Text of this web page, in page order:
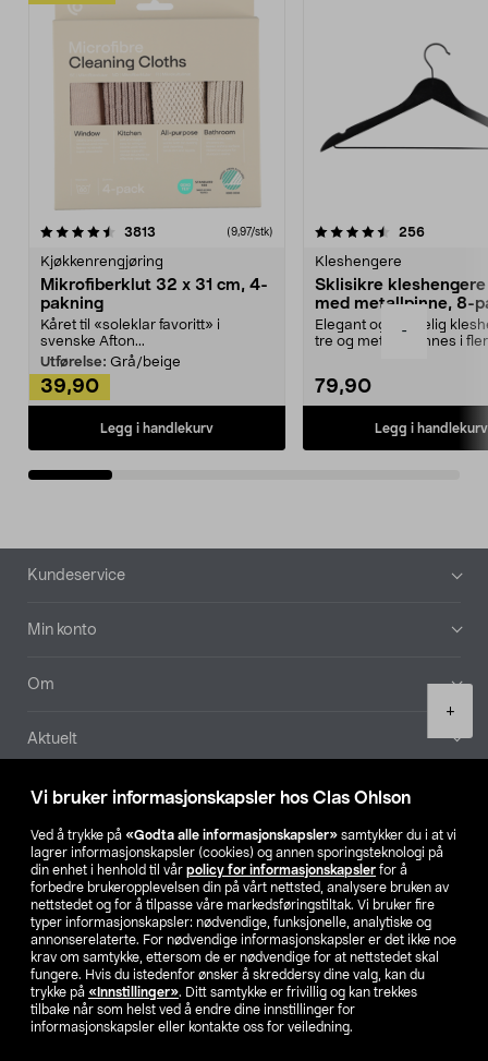
Vi bruker informasjonskapsler hos Clas Ohlson
Ved å trykke på «Godta alle informasjonskapsler» samtykker du i at vi
lagrer informasjonskapsler (cookies) og annen sporingsteknologi på
din enhet i henhold til vår policy for informasjonskapsler for å
forbedre brukeropplevelsen din på vårt nettsted, analysere bruken av
nettstedet og for å tilpasse våre markedsføringstiltak. Vi bruker fire
typer informasjonskapsler: nødvendige, funksjonelle, analytiske og
annonserelaterte. For nødvendige informasjonskapsler er det ikke noe
krav om samtykke, ettersom de er nødvendige for at nettstedet skal
fungere. Hvis du istedenfor ønsker å skreddersy dine valg, kan du
trykke på «Innstillinger». Ditt samtykke er frivillig og kan trekkes
tilbake når som helst ved å endre dine innstillinger for
informasjonskapsler eller kontakte oss for veiledning.
-
+
3813 anmeldelser(9,97/stk)
Kjøkkenrengjøring
Mikrofiberklut 32 x 31 cm, 4-
pakning
Kåret til «soleklar favoritt» i
svenske Afton...
Utførelse: Grå/beige
39,90
Legg i handlekurv
4.5av 5 stjerner 256
Kleshengere
Sklisikre
med metallpinne, 8-
Elegant og skikkelig
tre og metall – finnes i
79,90
Legg i handlekurv
4.5av 5 stjerner
Bunntekst
Kundeservice
Min konto
Om
Aktuelt
Våre selskaper
Finn din butikk
SE NO FI